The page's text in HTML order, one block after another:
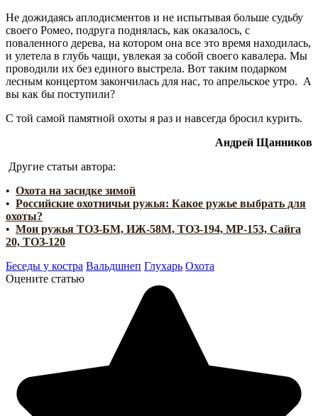
Не дожидаясь аплодисментов и не испытывая больше судьбу
своего Ромео, подруга поднялась, как оказалось, с
поваленного дерева, на котором она все это время находилась,
и улетела в глубь чащи, увлекая за собой своего кавалера. Мы
проводили их без единого выстрела. Вот таким подарком
лесным концертом закончилась для нас, то апрельское утро. А
вы как бы поступили?
С той самой памятной охоты я раз и навсегда бросил курить.
Андрей Щанников
Другие статьи автора:
• Охота на засидке зимой
• Российские охотничьи ружья: Какое ружье выбрать для
охоты?
• Мои ружья ТОЗ-БМ, ИЖ-58М, ТОЗ-194, МР-153, Сайга
20, ТОЗ-120
Беседы у костра Вальдшнеп Глухарь Охота
Оцените статью